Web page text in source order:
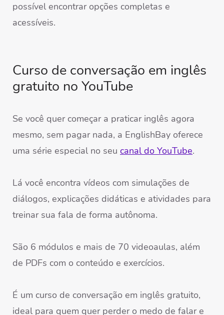
possível encontrar opções completas e
acessíveis.
Curso de conversação em inglês
gratuito no YouTube
Se você quer começar a praticar inglês agora
mesmo, sem pagar nada, a EnglishBay oferece
uma série especial no seu canal do YouTube.
Lá você encontra vídeos com simulações de
diálogos, explicações didáticas e atividades para
treinar sua fala de forma autônoma.
São 6 módulos e mais de 70 videoaulas, além
de PDFs com o conteúdo e exercícios.
É um curso de conversação em inglês gratuito,
ideal para quem quer perder o medo de falar e